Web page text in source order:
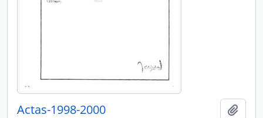
Actas-1998-2000